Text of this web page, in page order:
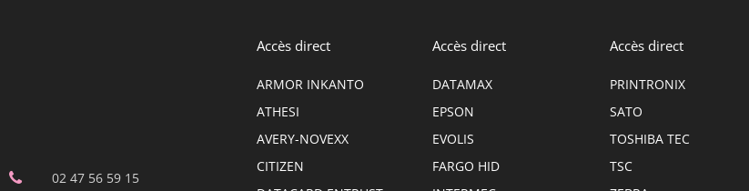
02 47 56 59 15
Accès direct
ARMOR INKANTO
ATHESI
AVERY-NOVEXX
CITIZEN
Accès direct
DATAMAX
EPSON
EVOLIS
FARGO HID
Accès direct
PRINTRONIX
SATO
TOSHIBA TEC
TSC